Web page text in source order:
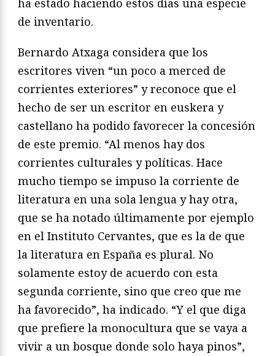
de inventario.
Bernardo Atxaga considera que los
escritores viven “un poco a merced de
corrientes exteriores” y reconoce que el
hecho de ser un escritor en euskera y
castellano ha podido favorecer la concesión
de este premio. “Al menos hay dos
corrientes culturales y políticas. Hace
mucho tiempo se impuso la corriente de
literatura en una sola lengua y hay otra,
que se ha notado últimamente por ejemplo
en el Instituto Cervantes, que es la de que
la literatura en España es plural. No
solamente estoy de acuerdo con esta
segunda corriente, sino que creo que me
ha favorecido”, ha indicado. “Y el que diga
que prefiere la monocultura que se vaya a
vivir a un bosque donde solo haya pinos”,